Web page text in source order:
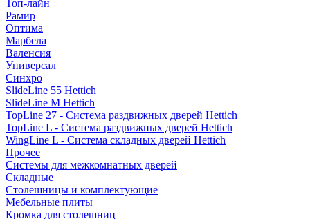
Топ-лайн
Рамир
Оптима
Марбела
Валенсия
Универсал
Синхро
SlideLine 55 Hettich
SlideLine M Hettich
TopLine 27 - Система раздвижных дверей Hettich
TopLine L - Система раздвижных дверей Hettich
WingLine L - Система складных дверей Hettich
Прочее
Системы для межкомнатных дверей
Складные
Столешницы и комплектующие
Мебельные плиты
Кромка для столешниц